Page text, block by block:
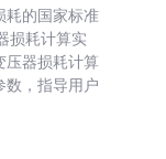
耗的国家标准
损耗计算实
压器损耗计算
数，指导用户